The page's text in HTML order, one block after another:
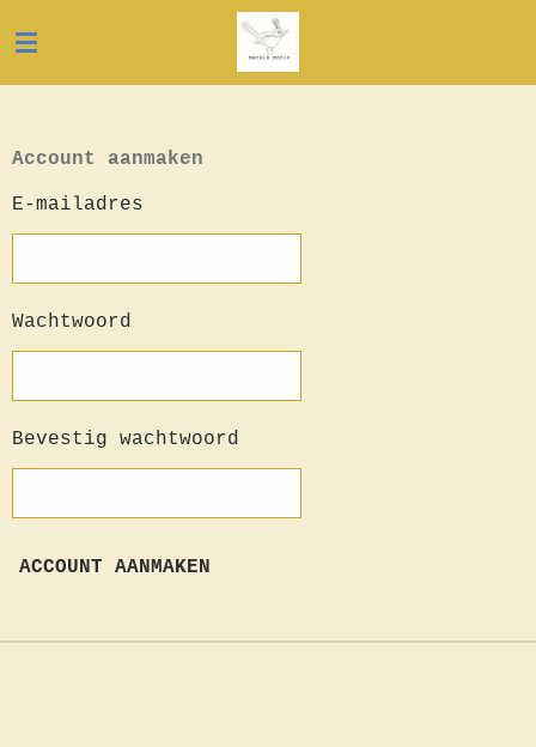
direct
naar
Account aanmaken
E-mailadres
Wachtwoord
Bevestig wachtwoord
ACCOUNT AANMAKEN